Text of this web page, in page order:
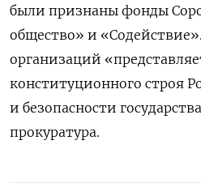
были признаны фонды
общество» и
организаций
конституционного строя
и безопасности
прокуратура.